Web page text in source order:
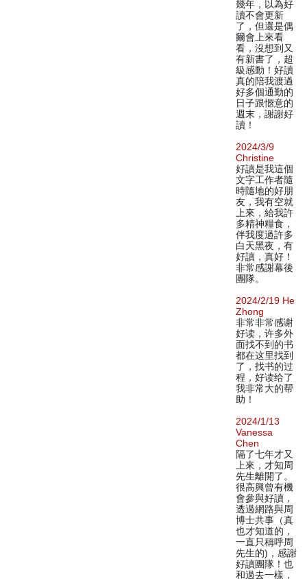
幾年，以為好
讀不會更新
了，但還是偶
爾會上來看
看，沒想到又
有新書了，超
級感動！好讀
真的陪我渡過
好多個通勤的
日子跟愜意的
週末，謝謝好
讀！
2024/3/9
Christine
好讀是我這個
文字工作者隨
時隨地的好朋
友，我有空就
上來，給我許
多精神糧食，
伴我度過許多
白天黑夜，有
好讀，真好！
非常感謝幕後
團隊。
2024/2/19 He
Zhong
非常非常感谢
好读，许多外
面找不到的书
都在这里找到
了，找书的过
程，好读给了
我非常大的帮
助！
2024/1/13
Vanessa
Chen
隔了七年才又
上來，才知周
先生離開了。
很高興曾有機
會參與好讀，
透過網路與周
博士共事（真
也才知道的，
一直只稱呼周
先生的)，感謝
好讀團隊！也
和過去一樣，